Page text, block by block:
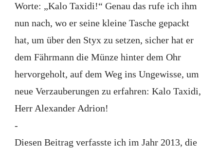
Worte: „Kalo Taxidi!“ Genau das rufe ich ihm
nun nach, wo er seine kleine Tasche gepackt
hat, um über den Styx zu setzen, sicher hat er
dem Fährmann die Münze hinter dem Ohr
hervorgeholt, auf dem Weg ins Ungewisse, um
neue Verzauberungen zu erfahren: Kalo Taxidi,
Herr Alexander Adrion!
-
Diesen Beitrag verfasste ich im Jahr 2013, die